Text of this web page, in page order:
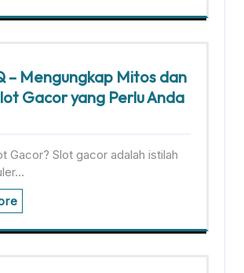
– Mengungkap Mitos dan
Gacor yang Perlu Anda
Gacor? Slot gacor adalah istilah